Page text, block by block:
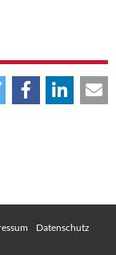
Datenschutz